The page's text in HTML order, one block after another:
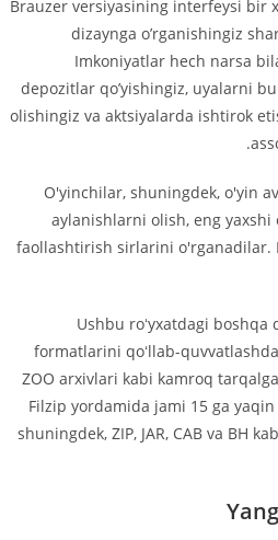
Brauzer versiyasining interfeysi bir
dizaynga o’rganishingiz
Imkoniyatlar hech narsa
depozitlar qo’yishingiz, uyalarni
olishingiz va aktsiyalarda ishtirok
O'yinchilar, shuningdek, o'yin
aylanishlarni olish, eng
faollashtirish sirlarini o'rganadilar.
Ushbu roʻyxatdagi
formatlarini qoʻllab-
ZOO arxivlari kabi kamroq
Filzip yordamida jami 15 ga
shuningdek, ZIP, JAR, CAB va BH